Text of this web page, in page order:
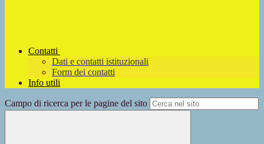
Contatti
Dati e contatti istituzionali
Form dei contatti
Info utili
Campo di ricerca per le pagine del sito